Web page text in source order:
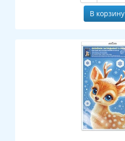
В корзину